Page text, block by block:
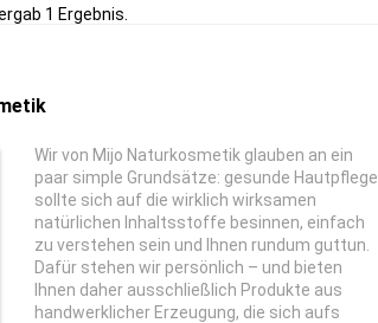
1 Ergebnis.
Wir von Mijo Naturkosmetik glauben an ein
paar simple Grundsätze: gesunde Hautpflege
sollte sich auf die wirklich wirksamen
natürlichen Inhaltsstoffe besinnen, einfach
zu verstehen sein und Ihnen rundum guttun.
Dafür stehen wir persönlich – und bieten
Ihnen daher ausschließlich Produkte aus
handwerklicher Erzeugung, die sich aufs